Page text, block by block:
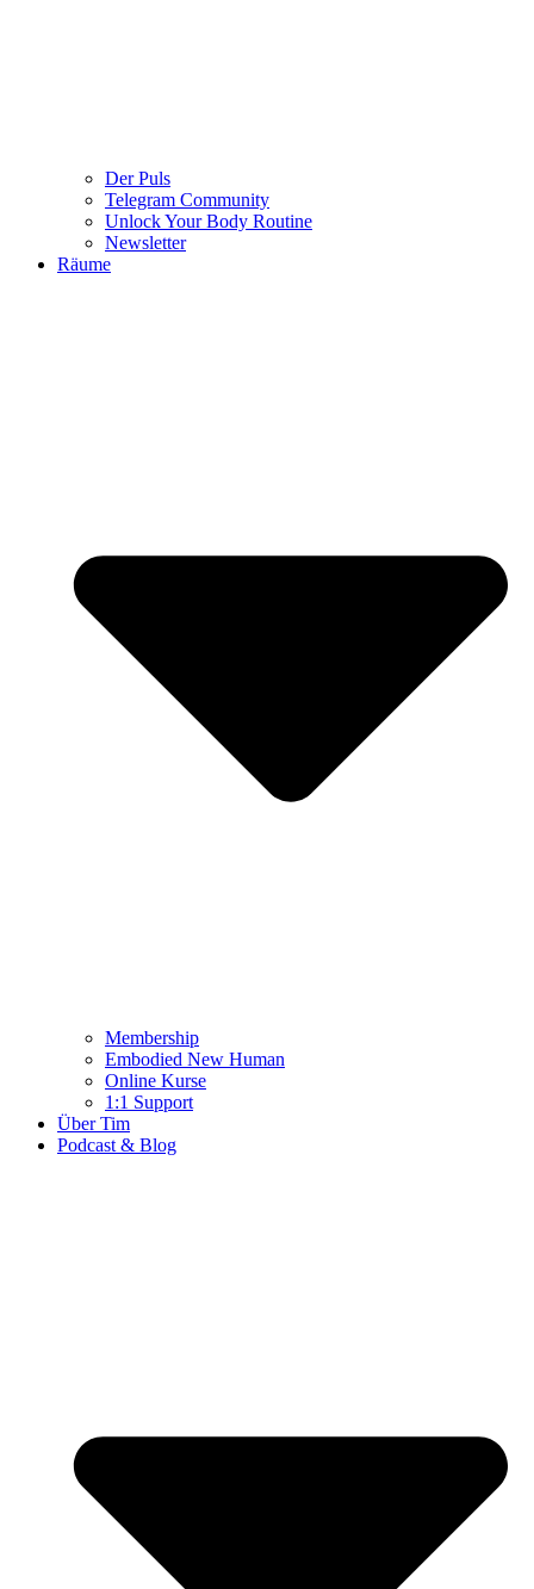
Der Puls
Telegram Community
Unlock Your Body Routine
Newsletter
Räume
Membership
Embodied New Human
Online Kurse
1:1 Support
Über Tim
Podcast & Blog